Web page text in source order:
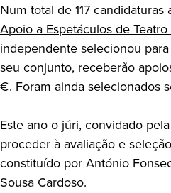
Num total de 117 candidaturas
Apoio a Espetáculos de
independente selecionou
seu conjunto, receberão
€. Foram ainda selecionados
Este ano o júri, convidado
proceder à avaliação e
constituído por António
Sousa Cardoso.